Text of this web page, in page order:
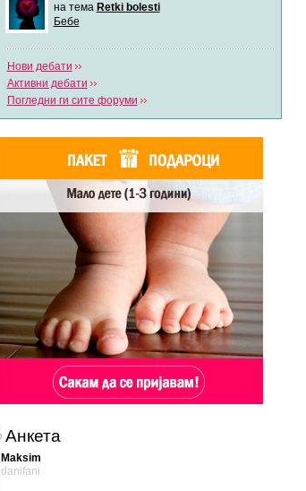
на тема Retki bolesti
Бебе
Нови дебати
Активни дебати
Погледни ги сите форуми
Анкета
Maksim
danifani